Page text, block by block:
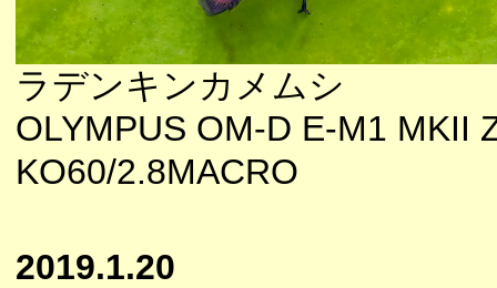
ラデンキンカメムシ
OLYMPUS OM-D E-M1 MKII
KO60/2.8MACRO
2019.1.20